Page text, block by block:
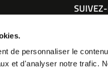
de personnaliser le
et d'analyser notre trafic.
24